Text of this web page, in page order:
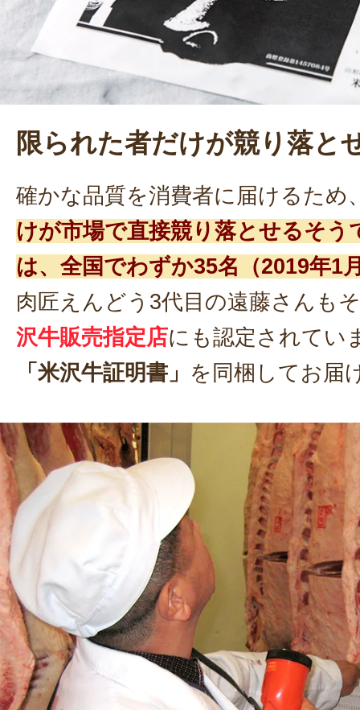
限られた者だけが競り落と
確かな品質を消費者に届けるため
けが市場で直接競り落とせるそう
は、全国でわずか35名（2019年1
肉匠えんどう3代目の遠藤さんも
沢牛販売指定店にも認定されてい
「米沢牛証明書」 を同梱してお届